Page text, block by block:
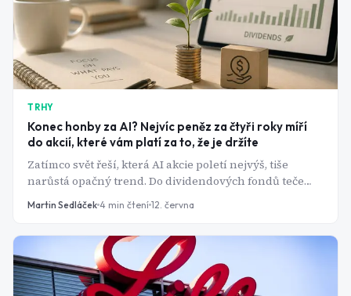
TRHY
Konec honby za AI? Nejvíc peněz za čtyři roky míří
do akcií, které vám platí za to, že je držíte
Zatímco svět řeší, která AI akcie poletí nejvýš, tiše
narůstá opačný trend. Do dividendových fondů teče
nejvíc peněz za čtyři roky a jeden z nich poráží jak S&P
Martin Sedláček 4 min čtení 12. června